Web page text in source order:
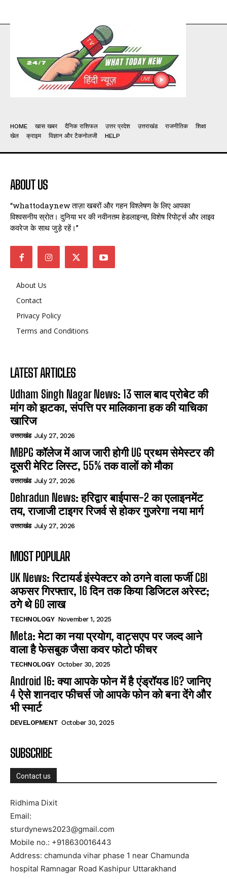
HOME खास खबर दैनिक राशिफल उत्तर प्रदेश उत्तराखंड राजनीतिक
शिक्षा
खेल
क्राइम विज्ञान और टैकनोलजी HELP
ABOUT US
“whattodaynew ताज़ा खबरों और गहन विश्लेषण के लिए आपका
विश्वसनीय स्रोत। दुनिया भर की नवीनतम हेडलाइन्स, विशेष रिपोर्ट्स और लाइव
कवरेज के साथ जुड़े रहें।”
About Us
Contact
Privacy Policy
Terms and Conditions
LATEST ARTICLES
Udham Singh Nagar News: 13 साल बाद प्रोबेट की
मांग को झटका, संपत्ति पर मालिकाना हक की याचिका
खारिज
उत्तराखंड July 27, 2026
MBPG कॉलेज में आज जारी होगी UG प्रथम सेमेस्टर की
दूसरी मेरिट लिस्ट, 55% तक वालों को मौका
उत्तराखंड July 27, 2026
Dehradun News: हरिद्वार बाईपास-2 का एलाइनमेंट
तय, राजाजी टाइगर रिजर्व से होकर गुजरेगा नया मार्ग
उत्तराखंड July 27, 2026
MOST POPULAR
UK News: रिटायर्ड इंस्पेक्टर को ठगने वाला फर्जी CBI
अफसर गिरफ्तार, 16 दिन तक किया डिजिटल अरेस्ट;
ठगे थे 60 लाख
TECHNOLOGY November 1, 2025
Meta: मेटा का नया प्रयोग, वाट्सएप पर जल्द आने
वाला है फेसबुक जैसा कवर फोटो फीचर
TECHNOLOGY October 30, 2025
Android 16: क्या आपके फोन में है एंड्रॉयड 16? जानिए
4 ऐसे शानदार फीचर्स जो आपके फोन को बना देंगे और
भी स्मार्ट
DEVELOPMENT October 30, 2025
SUBSCRIBE
Contact us
Ridhima Dixit
Email:
sturdynews2023@gmail.com
Mobile no.: +918630016443
Address: chamunda vihar phase 1 near Chamunda
hospital Ramnagar Road Kashipur Uttarakhand